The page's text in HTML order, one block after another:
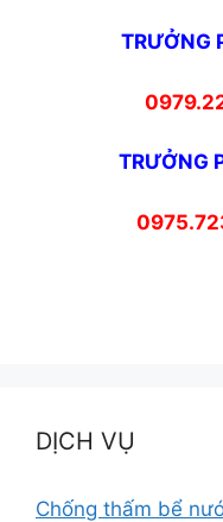
TRƯỞNG
TRƯỞNG
DỊCH VỤ
Chống thấm bể